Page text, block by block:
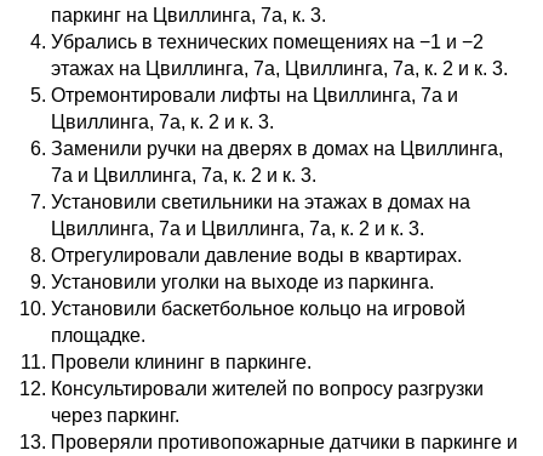
паркинг на Цвиллинга, 7а, к. 3.
Убрались в технических помещениях на −1 и −2
этажах на Цвиллинга, 7а, Цвиллинга, 7а, к. 2 и к. 3.
Отремонтировали лифты на Цвиллинга, 7а и
Цвиллинга, 7а, к. 2 и к. 3.
Заменили ручки на дверях в домах на Цвиллинга,
7а и Цвиллинга, 7а, к. 2 и к. 3.
Установили светильники на этажах в домах на
Цвиллинга, 7а и Цвиллинга, 7а, к. 2 и к. 3.
Отрегулировали давление воды в квартирах.
Установили уголки на выходе из паркинга.
Установили баскетбольное кольцо на игровой
площадке.
Провели клининг в паркинге.
Консультировали жителей по вопросу разгрузки
через паркинг.
Проверяли противопожарные датчики в паркинге и